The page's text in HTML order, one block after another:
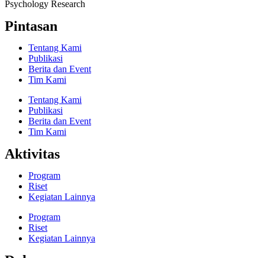
Psychology Research
Pintasan
Tentang Kami
Publikasi
Berita dan Event
Tim Kami
Tentang Kami
Publikasi
Berita dan Event
Tim Kami
Aktivitas
Program
Riset
Kegiatan Lainnya
Program
Riset
Kegiatan Lainnya